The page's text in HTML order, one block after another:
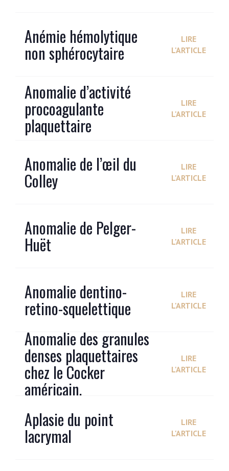
Anémie hémolytique
non sphérocytaire
LIRE
L'ARTICLE
Anomalie d’activité
procoagulante
plaquettaire
LIRE
L'ARTICLE
Anomalie de l’œil du
Colley
LIRE
L'ARTICLE
Anomalie de Pelger-
Huët
LIRE
L'ARTICLE
Anomalie dentino-
retino-squelettique
LIRE
L'ARTICLE
Anomalie des granules
denses plaquettaires
chez le Cocker
américain.
LIRE
L'ARTICLE
Aplasie du point
lacrymal
LIRE
L'ARTICLE